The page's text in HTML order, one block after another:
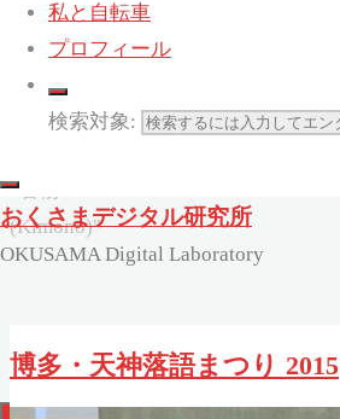
私と自転車
プロフィール
検索対象:
おくさまデジタル研究所
OKUSAMA Digital Laboratory
ホーム
Archive
"着物
(Kimono)"
博多・天神落語まつり 2015
2026年8月
月 火 水 木 金 土 日